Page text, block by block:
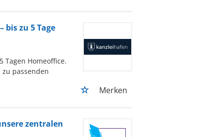
zu 5 Tage
Tagen Homeoffice.
passenden
Merken
zentralen